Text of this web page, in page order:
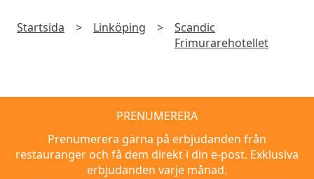
Startsida > Linköping >
Scandic
Frimurarehotellet
PRENUMERERA
Prenumerera gärna på erbjudanden från
restauranger och få dem direkt i din e-post. Exklusiva
erbjudanden varje månad.